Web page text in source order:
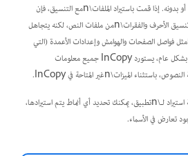
يمكنك\nاستيراد الملفات مع التنسيق أو بدونه. إذا قمت باستيراد الملفات\nمع التنسيق، فإن
InCopy يستورد معظم خصائص تنسيق الأحرف والفقرات\nمن ملفات النص، لكنه يتجاهل
معظم معلومات تخطيط الصفحة،\nمثل فواصل الصفحات والهوامش وإعدادات الأعمدة (التي
يمكنك\nضبطها في InDesign). بشكل عام، يستورد InCopy جميع معلومات
إذا كان لدى InCopy عامل تصفية استيراد لـ\nتطبيق، يمكنك تحديد أي أنماط يتم استيرادها،